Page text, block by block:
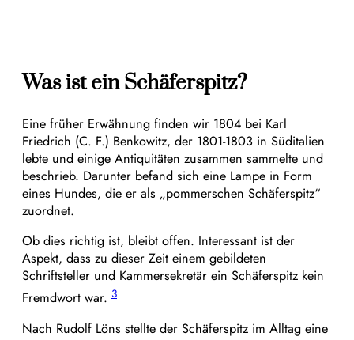
Was ist ein Schäferspitz?
Eine früher Erwähnung finden wir 1804 bei Karl
Friedrich (C. F.) Benkowitz, der 1801-1803 in Süditalien
lebte und einige Antiquitäten zusammen sammelte und
beschrieb. Darunter befand sich eine Lampe in Form
eines Hundes, die er als „pommerschen Schäferspitz“
zuordnet.
Ob dies richtig ist, bleibt offen. Interessant ist der
Aspekt, dass zu dieser Zeit einem gebildeten
Schriftsteller und Kammersekretär ein Schäferspitz kein
Fremdwort war. 3
Nach Rudolf Löns stellte der Schäferspitz im Alltag eine